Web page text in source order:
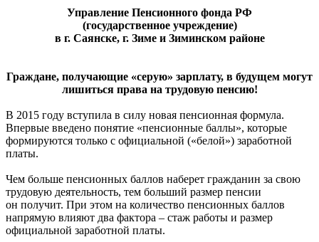
Управление Пенсионного фонда РФ
(государственное учреждение)
в г. Саянске, г. Зиме и Зиминском районе
Граждане, получающие «серую» зарплату, в будущем могут
лишиться права на трудовую пенсию!
В 2015 году вступила в силу новая пенсионная формула.
Впервые введено понятие «пенсионные баллы», которые
формируются только с официальной («белой») заработной
платы.
Чем больше пенсионных баллов наберет гражданин за свою
трудовую деятельность, тем больший размер пенсии
он получит. При этом на количество пенсионных баллов
напрямую влияют два фактора – стаж работы и размер
официальной заработной платы.